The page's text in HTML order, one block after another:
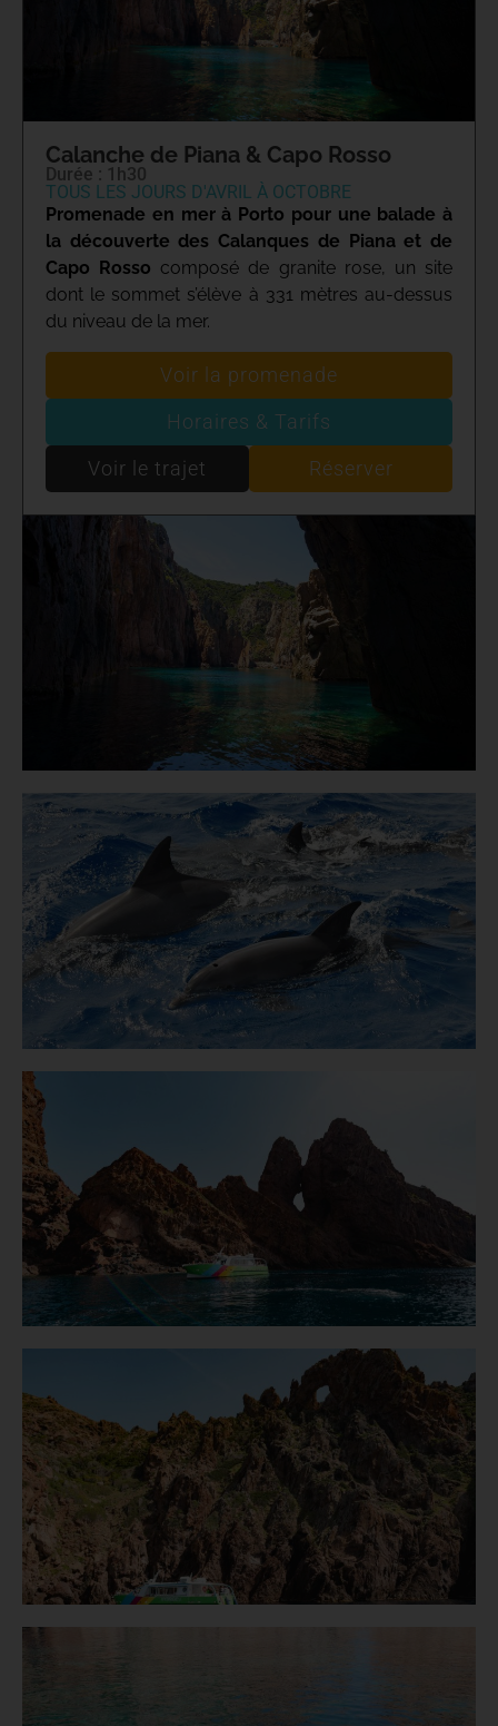
Calanche de Piana & Capo Rosso
Durée : 1h30
TOUS LES JOURS D'AVRIL À OCTOBRE
Promenade en mer à Porto pour une balade à
la découverte des Calanques de Piana et de
Capo Rosso composé de granite rose, un site
dont le sommet s’élève à 331 mètres au-dessus
du niveau de la mer.
Voir la promenade
Horaires & Tarifs
Voir le trajet
Réserver